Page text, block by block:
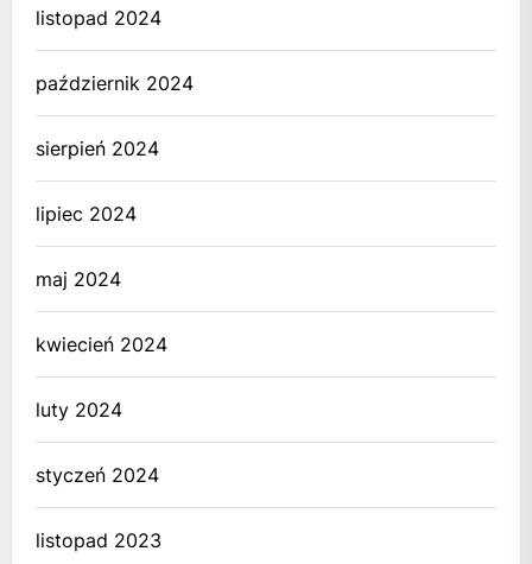
listopad 2024
październik 2024
sierpień 2024
lipiec 2024
maj 2024
kwiecień 2024
luty 2024
styczeń 2024
listopad 2023